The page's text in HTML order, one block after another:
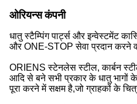
ओरियन्स कंपनी
धातु स्टैम्पिंग पार्ट्स और इन्वेस्टमेंट
और ONE-STOP सेवा प्रदान करने
ORIENS स्टेनलेस स्टील, कार्बन
आदि से बने सभी प्रकार के धातु भागों
पूरा करने में सक्षम है,जो ग्राहकों के